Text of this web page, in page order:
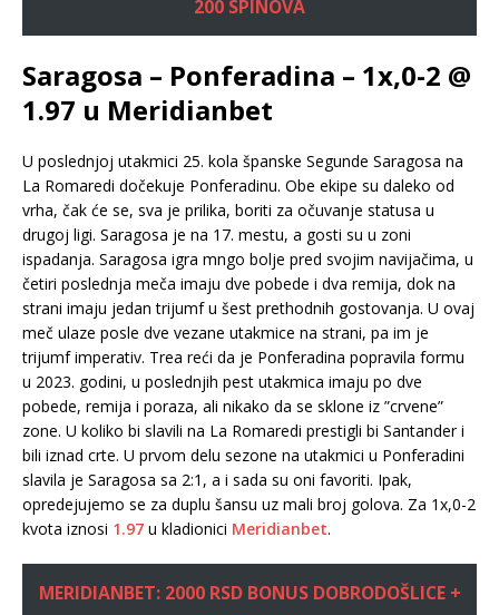
200 SPINOVA
Saragosa – Ponferadina – 1x,0-2 @
1.97 u Meridianbet
U poslednjoj utakmici 25. kola španske Segunde Saragosa na
La Romaredi dočekuje Ponferadinu. Obe ekipe su daleko od
vrha, čak će se, sva je prilika, boriti za očuvanje statusa u
drugoj ligi. Saragosa je na 17. mestu, a gosti su u zoni
ispadanja. Saragosa igra mngo bolje pred svojim navijačima, u
četiri poslednja meča imaju dve pobede i dva remija, dok na
strani imaju jedan trijumf u šest prethodnih gostovanja. U ovaj
meč ulaze posle dve vezane utakmice na strani, pa im je
trijumf imperativ. Trea reći da je Ponferadina popravila formu
u 2023. godini, u poslednjih pest utakmica imaju po dve
pobede, remija i poraza, ali nikako da se sklone iz ”crvene”
zone. U koliko bi slavili na La Romaredi prestigli bi Santander i
bili iznad crte. U prvom delu sezone na utakmici u Ponferadini
slavila je Saragosa sa 2:1, a i sada su oni favoriti. Ipak,
opredejujemo se za duplu šansu uz mali broj golova. Za 1x,0-2
kvota iznosi 1.97 u kladionici Meridianbet.
MERIDIANBET: 2000 RSD BONUS DOBRODOŠLICE +